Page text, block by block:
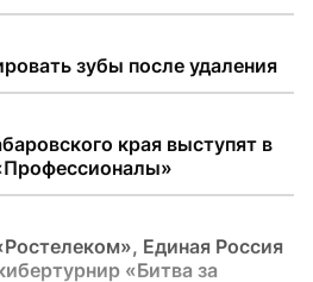
зубы после удаления
края выступят в
Единая Россия
«Битва за